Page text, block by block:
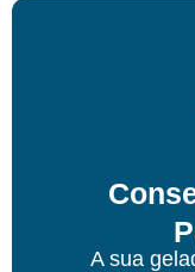
A sua